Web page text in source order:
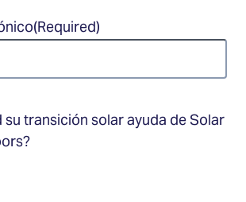
(Required)
su transición solar ayuda de Solar